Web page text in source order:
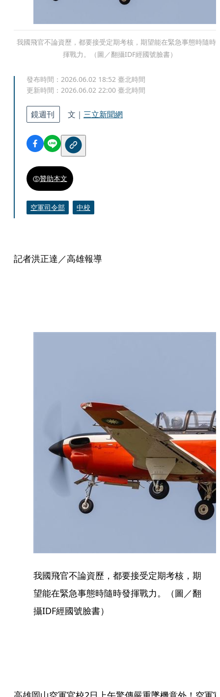
我國飛官不論資歷，都要接受定期考核，期望能在緊急事態時隨時
揮戰力。（圖／翻攝IDF經國號臉書）
發布時間： 2026.06.02 18:52 臺北時間
更新時間： 2026.06.02 22:00 臺北時間
鏡週刊 文｜ 三立新聞網
贊助本文
空軍司令部 中校
記者洪正達／高雄報導
我國飛官不論資歷，都要接受定期考核，期
望能在緊急事態時隨時發揮戰力。（圖／翻
攝IDF經國號臉書）